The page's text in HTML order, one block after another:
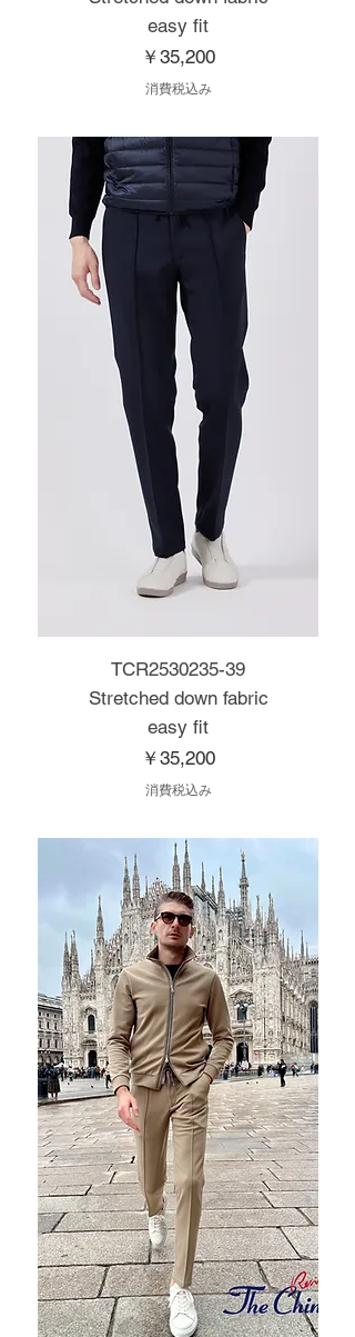
easy fit
価格
￥35,200
消費税込み
TCR2530235-39
Stretched down fabric
easy fit
価格
￥35,200
消費税込み